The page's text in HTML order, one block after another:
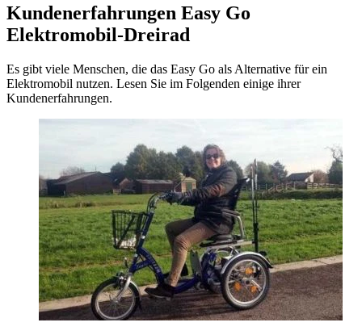
Kundenerfahrungen Easy Go
Elektromobil-Dreirad
Es gibt viele Menschen, die das Easy Go als Alternative für ein
Elektromobil nutzen. Lesen Sie im Folgenden einige ihrer
Kundenerfahrungen.